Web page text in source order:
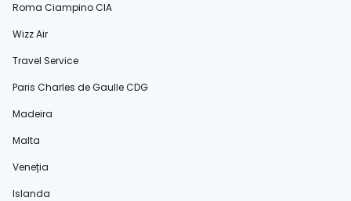
Roma Ciampino CIA
Wizz Air
Travel Service
Paris Charles de Gaulle CDG
Madeira
Malta
Veneția
Islanda